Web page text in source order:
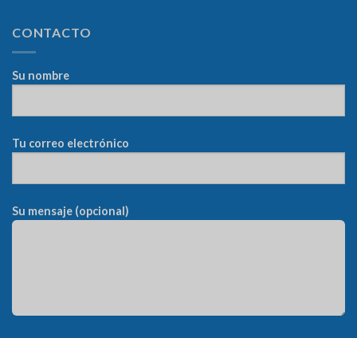
CONTACTO
Su nombre
Tu correo electrónico
Su mensaje (opcional)